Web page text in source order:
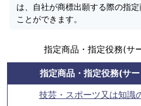
は、自社が商標出願する際の指
ことができます。
指定商品・指定役務(サ
指定商品・指定役務(サ
技芸・スポーツ又は知識